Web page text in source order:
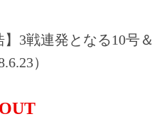
】3戦連発となる10号＆
）